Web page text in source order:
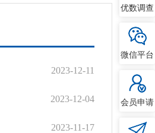
2023-12-11
2023-12-04
2023-11-17
优数调查
微信平台
会员申请